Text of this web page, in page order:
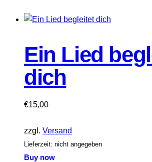
Ein Lied
dich
€15,00
zzgl. Versand
Lieferzeit: nicht angegeben
Buy now